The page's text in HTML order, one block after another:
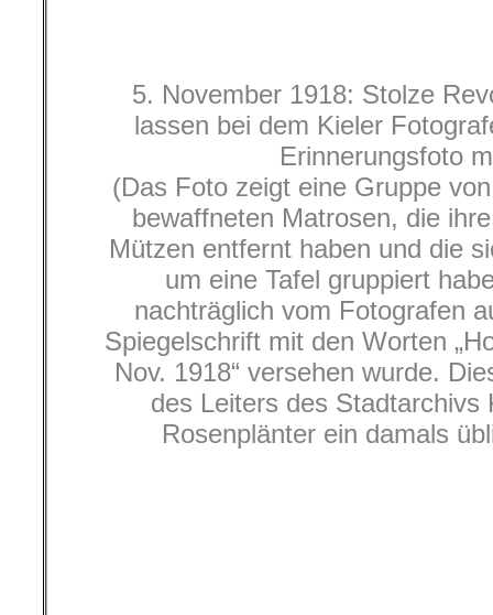
Abnahmekommission in Kiel
Amazone schloss sich schnell
Matrosen
Die Revolution breitete sich rasch
Bremen, Hamburg, Hannover,
Stuttgart, Wilhelmshafen…
Soldatenräte gebildet und in
beseitigt.
Doch der Führer der SPD, Ebert,
dem Kapital darin einig, dass eine
und die reaktionäre staatliche